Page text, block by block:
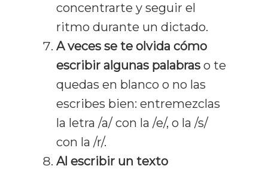
concentrarte y seguir el
ritmo durante un dictado.
A veces se te olvida cómo
escribir algunas palabras o te
quedas en blanco o no las
escribes bien: entremezclas
la letra /a/ con la /e/, o la /s/
con la /r/.
Al escribir un texto